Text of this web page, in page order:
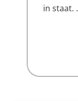
in staat. .